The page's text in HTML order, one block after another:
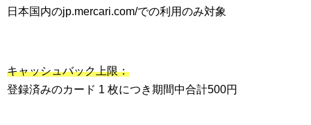
日本国内のjp.mercari.com/での利用のみ対象
キャッシュバック上限：
登録済みのカード 1 枚につき期間中合計500円